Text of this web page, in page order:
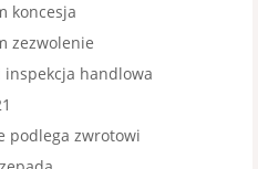
koncesja
zezwolenie
handlowa
podlega zwrotowi